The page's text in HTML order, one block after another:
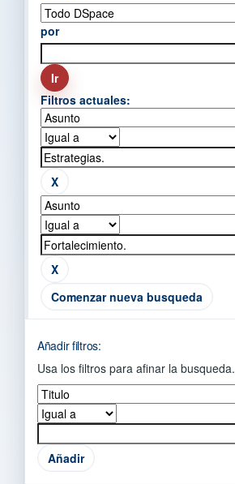
por
Filtros actuales:
Comenzar nueva busqueda
Añadir filtros:
Usa los filtros para afinar la busqueda.